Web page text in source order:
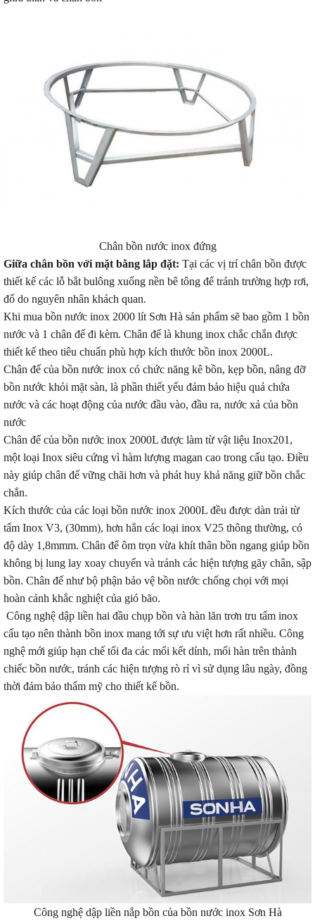
Chân bồn nước inox đứng
Giữa chân bồn với mặt bằng lắp đặt: Tại các vị trí chân bồn được
thiết kế các lỗ bắt bulông xuống nền bê tông để tránh trường hợp rơi,
đổ do nguyên nhân khách quan.
Khi mua bồn nước inox 2000 lít Sơn Hà sản phẩm sẽ bao gồm 1 bồn
nước và 1 chân đế đi kèm. Chân đế là khung inox chắc chắn được
thiết kế theo tiêu chuẩn phù hợp kích thước bồn inox 2000L.
Chân đế của bồn nước inox có chức năng kê bồn, kẹp bồn, nâng đỡ
bồn nước khỏi mặt sàn, là phần thiết yếu đảm bảo hiệu quả chứa
nước và các hoạt động của nước đầu vào, đầu ra, nước xả của bồn
nước
Chân đế của bồn nước inox 2000L được làm từ vật liệu Inox201,
một loại Inox siêu cứng vì hàm lượng magan cao trong cấu tạo. Điều
này giúp chân đế vững chãi hơn và phát huy khả năng giữ bồn chắc
chắn.
Kích thước của các loại bồn nước inox 2000L đều được dàn trải từ
tấm Inox V3, (30mm), hơn hẳn các loại inox V25 thông thường, có
độ dày 1,8mmm. Chân đế ôm trọn vừa khít thân bồn ngang giúp bồn
không bị lung lay xoay chuyển và tránh các hiện tượng gãy chân, sập
bồn. Chân đế như bộ phận bảo vệ bồn nước chống chọi với mọi
hoàn cảnh khắc nghiệt của gió bão.
Công nghệ dập liền hai đầu chụp bồn và hàn lăn trơn tru tấm inox
cấu tạo nên thành bồn inox mang tới sự ưu việt hơn rất nhiều. Công
nghệ mới giúp hạn chế tối đa các mối kết dính, mối hàn trên thành
chiếc bồn nước, tránh các hiện tượng rò rỉ vì sử dụng lâu ngày, đồng
thời đảm bảo thẩm mỹ cho thiết kế bồn.
Công nghệ dập liền nắp bồn của bồn nước inox Sơn Hà